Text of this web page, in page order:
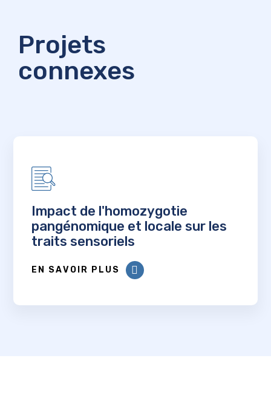
Projets
connexes
Impact de l'homozygotie
pangénomique et locale sur les
traits sensoriels
EN SAVOIR PLUS